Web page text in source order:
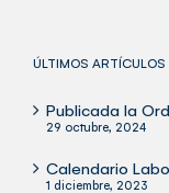
ÚLTIMOS ARTÍCULOS
Publicada la
29 octubre, 2024
Calendario
1 diciembre, 2023